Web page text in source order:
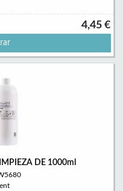
4,45 €
DE 1000ml